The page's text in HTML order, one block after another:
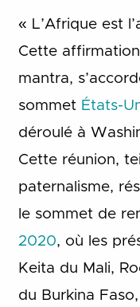
« L’Afrique est
Cette
mantra,
sommet États-
déroulé à
Cette réunion,
paternalisme,
le sommet de
2020, où les
Keita du Mali,
du Burkina